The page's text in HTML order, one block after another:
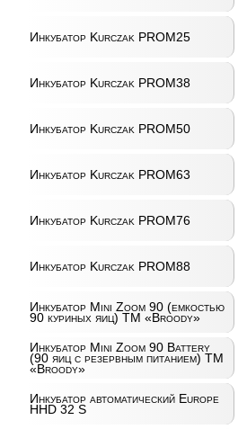
Инкубатор Kurczak PROM25
Инкубатор Kurczak PROM38
Инкубатор Kurczak PROM50
Инкубатор Kurczak PROM63
Инкубатор Kurczak PROM76
Инкубатор Kurczak PROM88
Инкубатор Mini Zoom 90 (емкостью
90 куриных яиц) ТМ «Broody»
Инкубатор Mini Zoom 90 Battery
(90 яиц с резервным питанием) ТМ
«Broody»
Инкубатор автоматический Europe
HHD 32 S